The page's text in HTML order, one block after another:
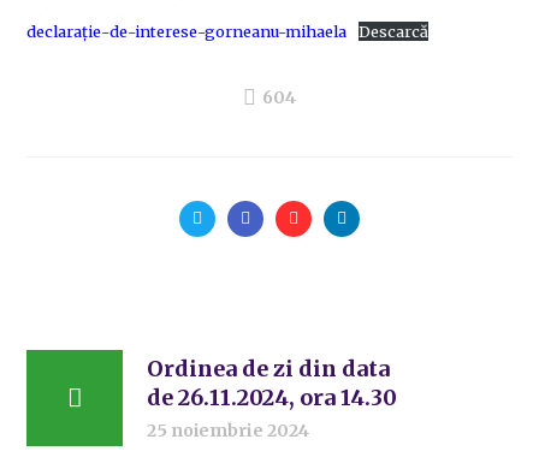
declarație-de-interese-gorneanu-mihaela Descarcă
604
Ordinea de zi din data
de 26.11.2024, ora 14.30
25 noiembrie 2024